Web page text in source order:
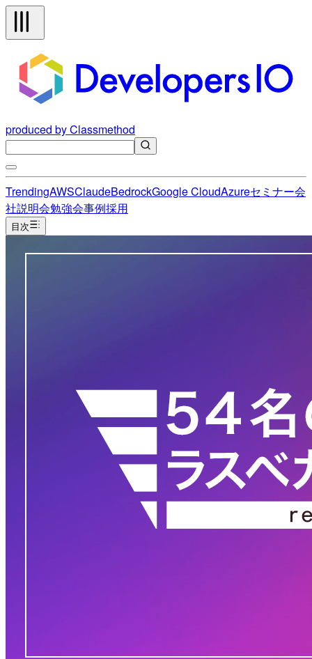
produced by Classmethod
TrendingAWSClaudeBedrockGoogle CloudAzureセミナー会
社説明会勉強会事例採用
目次